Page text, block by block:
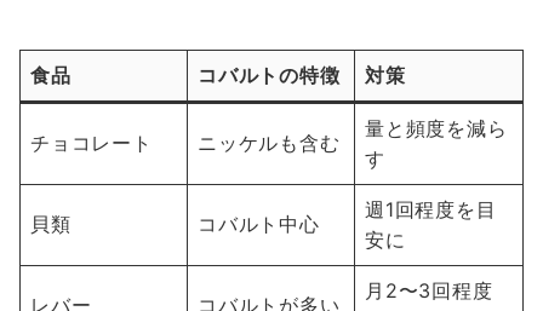
食品 コバルトの特徴 対策
チョコレート ニッケルも含む
量と頻度を減ら
す
貝類 コバルト中心
週1回程度を目
安に
レバー コバルトが多い
月2〜3回程度